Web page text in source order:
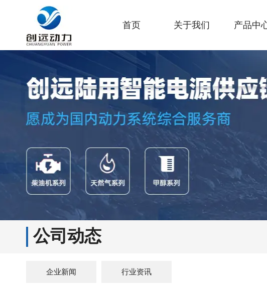
首页 关于我们 产品中
公司动态
企业新闻 行业资讯